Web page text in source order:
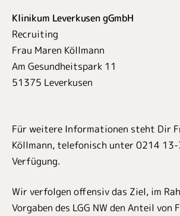
Klinikum Leverkusen gGmbH
Recruiting
Frau Maren Köllmann
Am Gesundheitspark 11
51375 Leverkusen
Für weitere Informationen steht Dir
Köllmann, telefonisch unter 0214
Verfügung.
Wir verfolgen offensiv das Ziel, im
Vorgaben des LGG NW den Anteil von